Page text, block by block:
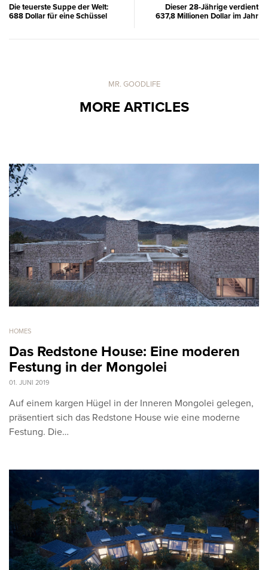
Die teuerste Suppe der Welt:
688 Dollar für eine Schüssel
Dieser 28-Jährige verdient
637,8 Millionen Dollar im Jahr
MR. GOODLIFE
MORE ARTICLES
HOMES
Das Redstone House: Eine moderen
Festung in der Mongolei
01. JUNI 2019
Auf einem kargen Hügel in der Inneren Mongolei gelegen,
präsentiert sich das Redstone House wie eine moderne
Festung. Die…